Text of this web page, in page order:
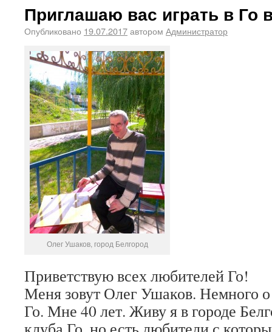
Приглашаю вас играть в Го
Опубликовано 19.07.2017автором Администратор
Олег Ушаков, город Белгород
Приветствую всех любителей Го!
Меня зовут Олег Ушаков. Немного о
Го. Мне 40 лет. Живу я в городе